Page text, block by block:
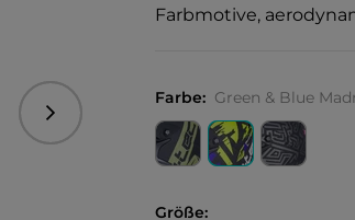
Farbmotive,
Folgend
Farbe: Green & Blue
Größe: